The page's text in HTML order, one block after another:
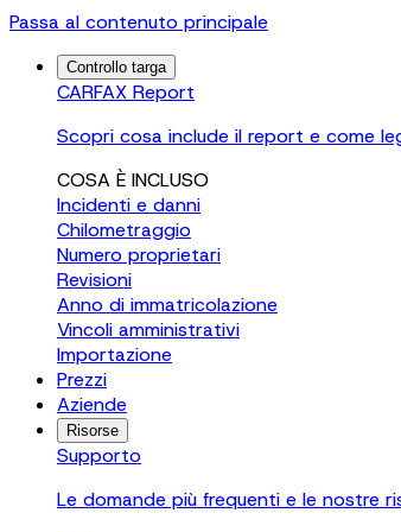
Passa al contenuto principale
Controllo targa
CARFAX Report
Scopri cosa include il report e come
COSA È INCLUSO
Incidenti e danni
Chilometraggio
Numero proprietari
Revisioni
Anno di immatricolazione
Vincoli amministrativi
Importazione
Prezzi
Aziende
Risorse
Supporto
Le domande più frequenti e le nostre